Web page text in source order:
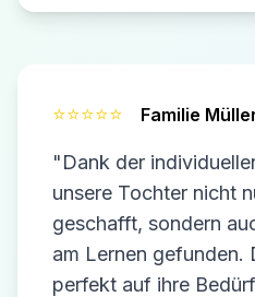
⭐⭐⭐⭐⭐ Familie
"Dank der
unsere Tochter nicht
geschafft, sondern
am Lernen gefunden.
perfekt auf ihre